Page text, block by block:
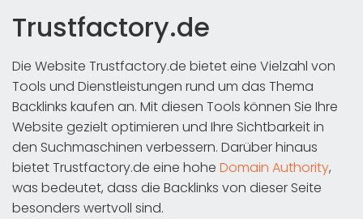
Trustfactory.de
Die Website Trustfactory.de bietet eine Vielzahl von
Tools und Dienstleistungen rund um das Thema
Backlinks kaufen an. Mit diesen Tools können Sie Ihre
Website gezielt optimieren und Ihre Sichtbarkeit in
den Suchmaschinen verbessern. Darüber hinaus
bietet Trustfactory.de eine hohe Domain Authority,
was bedeutet, dass die Backlinks von dieser Seite
besonders wertvoll sind.